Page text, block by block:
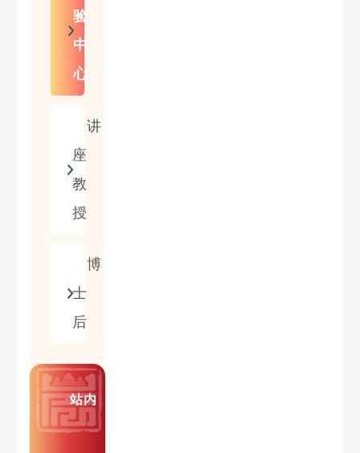
验
中
心
讲
座
教
授
博
士
后
站内